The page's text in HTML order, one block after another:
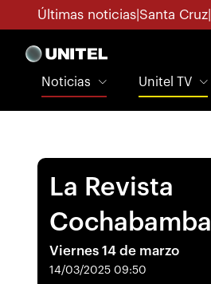
Últimas noticias Santa Cruz
Noticias Unitel TV
La Revista
Cochabamba
Viernes 14 de marzo
14/03/2025 09:50